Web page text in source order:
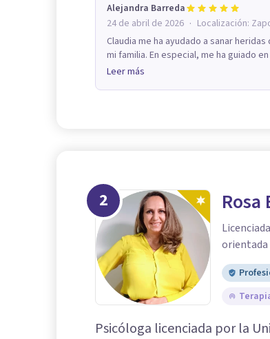
Alejandra Barreda
24 de abril de 2026 · Localización:
Claudia me ha ayudado a sanar
mi familia. En especial, me ha guiado
Leer más
2 Rosa
orientada
Psicóloga licenciada por la